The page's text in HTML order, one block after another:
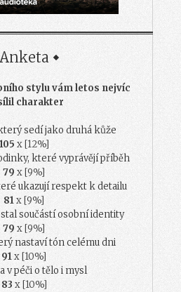
Anketa
stylu vám letos nejvíc
charakter
sedí jako druhá kůže
105 x [12%]
které vyprávějí příběh
79 x [9%]
ukazují respekt k detailu
81x [9%]
součástí osobní identity
79 x [9%]
nastaví tón celému dni
91x [10%]
v péči o tělo i mysl
83 x [10%]